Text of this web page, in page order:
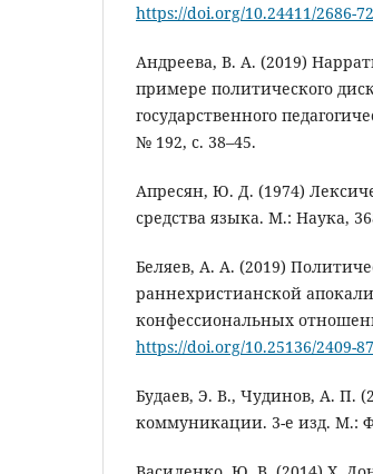
https://doi.org/10.24411/2686-
Андреева, В. А. (2019)
примере политического
государственного
№ 192, с. 38–45.
Апресян, Ю. Д. (1974)
средства языка. М.: Наука,
Беляев, А. А. (2019)
раннехристианской
конфессиональных
https://doi.org/10.25136/2409-
Будаев, Э. В., Чудинов, А. П.
коммуникации. 3-е изд. М.: